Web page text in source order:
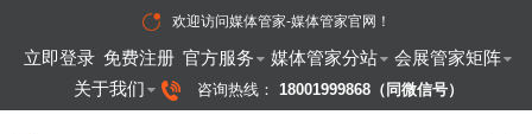
欢迎访问媒体管家-媒体管家官网 ！
立即登录 免费注册 官方服务 媒体管家分站
会展管家矩阵
关于我们
咨询热线： 18001999868（同微信号）